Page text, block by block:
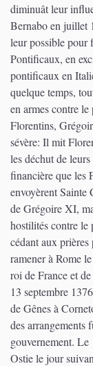
diminuât leur
Bernabo en juillet
leur possible pour
Pontificaux, en
pontificaux en
quelque temps,
en armes contre le
Florentins,
sévère: Il mit
les déchut de
financière que les
envoyèrent Sainte
de Grégoire XI,
hostilités contre
cédant aux prières
ramener à Rome
roi de France et
13 septembre
de Gênes à
des arrangements
gouvernement.
Ostie le jour